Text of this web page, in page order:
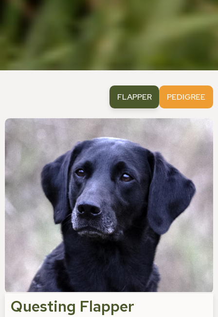
FLAPPER PEDIGREE
Questing Flapper